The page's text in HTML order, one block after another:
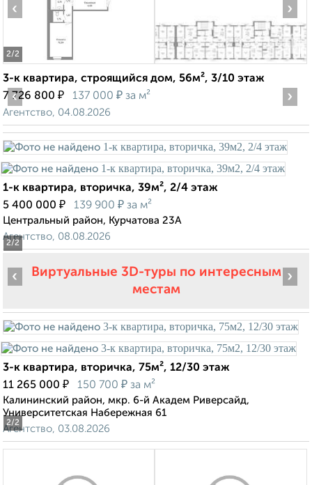
2/2
‹ ›
3-к квартира, строящийся дом, 56м², 3/10 этаж
7 726 800 ₽ 137 000 ₽ за м²
Агентство, 04.08.2026
2/2
‹ ›
1-к квартира, вторичка, 39м², 2/4 этаж
5 400 000 ₽ 139 900 ₽ за м²
Центральный район, Курчатова 23А
Агентство, 08.08.2026
Виртуальные 3D-туры по интересным
местам
2/2
‹ ›
3-к квартира, вторичка, 75м², 12/30 этаж
11 265 000 ₽ 150 700 ₽ за м²
Калининский район, мкр. 6-й Академ Риверсайд,
Университетская Набережная 61
Агентство, 03.08.2026